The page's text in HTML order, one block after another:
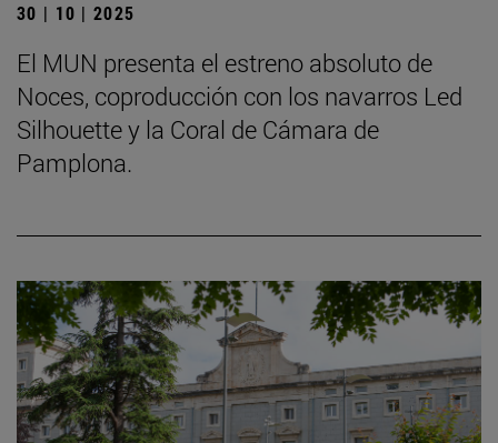
30 | 10 | 2025
El MUN presenta el estreno absoluto de
Noces, coproducción con los navarros Led
Silhouette y la Coral de Cámara de
Pamplona.